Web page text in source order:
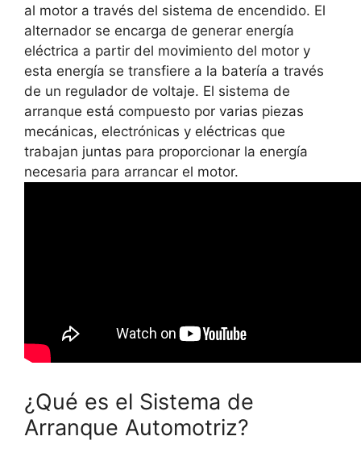
al motor a través del sistema de encendido. El
alternador se encarga de generar energía
eléctrica a partir del movimiento del motor y
esta energía se transfiere a la batería a través
de un regulador de voltaje. El sistema de
arranque está compuesto por varias piezas
mecánicas, electrónicas y eléctricas que
trabajan juntas para proporcionar la energía
necesaria para arrancar el motor.
¿Qué es el Sistema de
Arranque Automotriz?